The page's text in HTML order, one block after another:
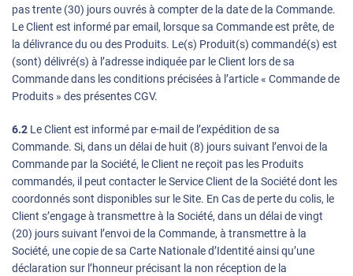
pas trente (30) jours ouvrés à compter de la date de la Commande.
Le Client est informé par email, lorsque sa Commande est prête, de
la délivrance du ou des Produits. Le(s) Produit(s) commandé(s) est
(sont) délivré(s) à l’adresse indiquée par le Client lors de sa
Commande dans les conditions précisées à l’article « Commande de
Produits » des présentes CGV.
6.2 Le Client est informé par e-mail de l’expédition de sa
Commande. Si, dans un délai de huit (8) jours suivant l’envoi de la
Commande par la Société, le Client ne reçoit pas les Produits
commandés, il peut contacter le Service Client de la Société dont les
coordonnés sont disponibles sur le Site. En Cas de perte du colis, le
Client s’engage à transmettre à la Société, dans un délai de vingt
(20) jours suivant l’envoi de la Commande, à transmettre à la
Société, une copie de sa Carte Nationale d’Identité ainsi qu’une
déclaration sur l’honneur précisant la non réception de la